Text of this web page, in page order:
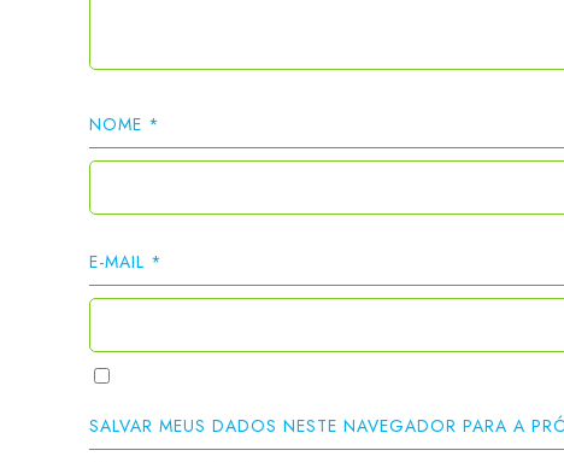
NOME *
E-MAIL *
SALVAR MEUS DADOS NESTE NAVEGADOR PARA A